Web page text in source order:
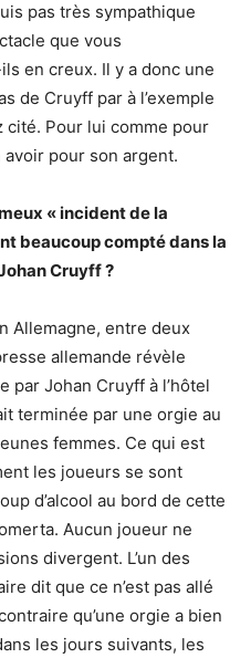
pas très sympathique
que vous
en creux. Il y a donc une
de Cruyff par à l’exemple
cité. Pour lui comme pour
pour son argent.
« incident de la
beaucoup compté dans la
Cruyff ?
Allemagne, entre deux
allemande révèle
par Johan Cruyff à l’hôtel
terminée par une orgie au
femmes. Ce qui est
les joueurs se sont
d’alcool au bord de cette
Aucun joueur ne
divergent. L’un des
dit que ce n’est pas allé
qu’une orgie a bien
les jours suivants, les